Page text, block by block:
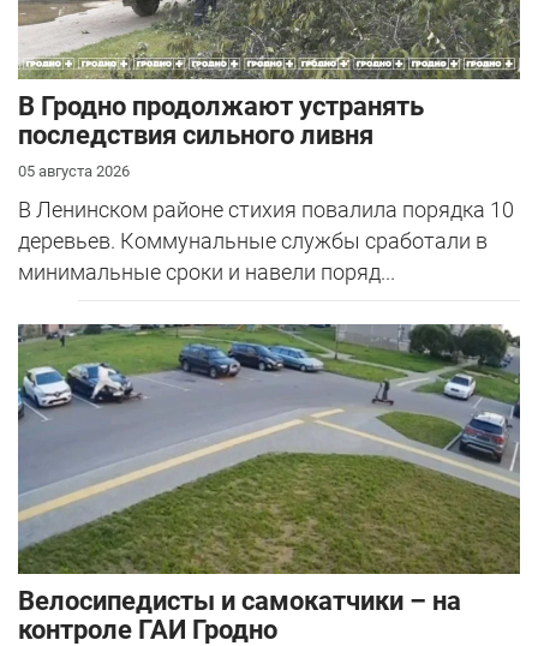
В Гродно продолжают устранять
последствия сильного ливня
05 августа 2026
В Ленинском районе стихия повалила порядка 10
деревьев. Коммунальные службы сработали в
минимальные сроки и навели поряд...
Велосипедисты и самокатчики – на
контроле ГАИ Гродно